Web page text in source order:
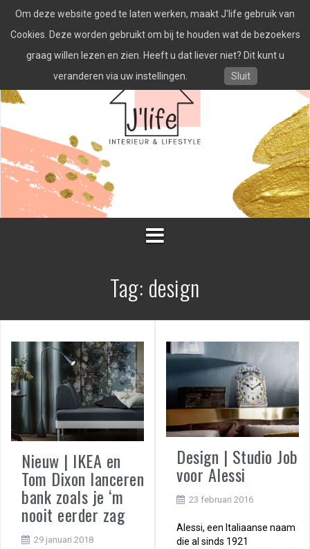
naar
inhoud
Tag: design
Nieuw | IKEA en
Tom Dixon lanceren
bank zoals je ‘m
nooit eerder zag
29 januari 2018
Design | Studio Job
voor Alessi
23 februari 2016
Alessi, een Italiaanse naam
die al sinds 1921
Om deze website goed te laten werken, maakt J'life gebruik van
Cookies. Deze worden gebruikt om bij te houden wat de bezoekers
graag willen lezen en zien. Heeft u dat liever niet? Dit kunt u
veranderen via uw instellingen.
Sluit